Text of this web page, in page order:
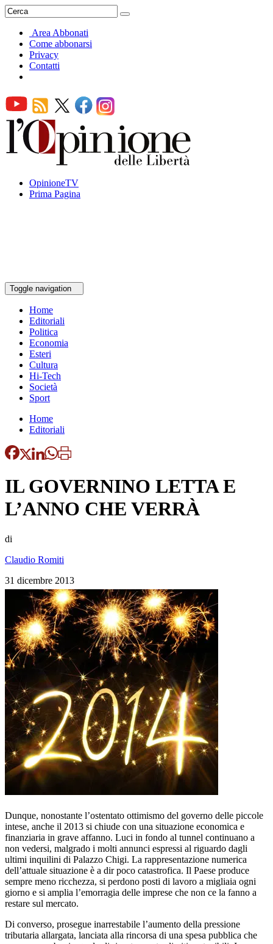
Area Abbonati
Come abbonarsi
Privacy
Contatti
OpinioneTV
Prima Pagina
Toggle navigation
Home
Editoriali
Politica
Economia
Esteri
Cultura
Hi-Tech
Società
Sport
Home
Editoriali
IL GOVERNINO LETTA E
L’ANNO CHE VERRÀ
di
Claudio Romiti
31 dicembre 2013
Dunque, nonostante l’ostentato ottimismo del governo delle piccole
intese, anche il 2013 si chiude con una situazione economica e
finanziaria in grave affanno. Luci in fondo al tunnel continuano a
non vedersi, malgrado i molti annunci espressi al riguardo dagli
ultimi inquilini di Palazzo Chigi. La rappresentazione numerica
dell’attuale situazione è a dir poco catastrofica. Il Paese produce
sempre meno ricchezza, si perdono posti di lavoro a migliaia ogni
giorno e si amplia l’emorragia delle imprese che non ce la fanno a
restare sul mercato.
Di converso, prosegue inarrestabile l’aumento della pressione
tributaria allargata, lanciata alla rincorsa di una spesa pubblica che